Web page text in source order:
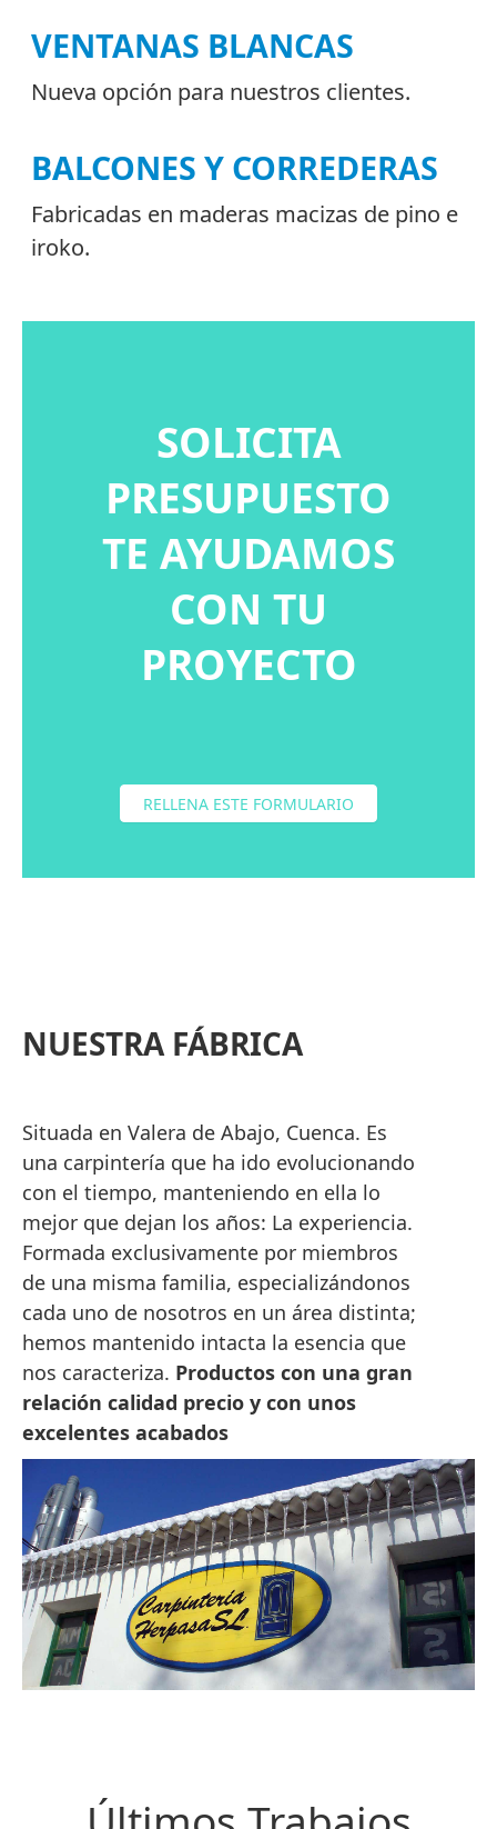
y
de
VENTANAS BLANCAS
Nueva opción para nuestros clientes.
BALCONES Y CORREDERAS
Fabricadas en maderas macizas de pino e
iroko.
SOLICITA
PRESUPUESTO
TE AYUDAMOS
CON TU
PROYECTO
RELLENA ESTE FORMULARIO
NUESTRA FÁBRICA
Situada en Valera de Abajo, Cuenca. Es
una carpintería que ha ido evolucionando
con el tiempo, manteniendo en ella lo
mejor que dejan los años: La experiencia.
Formada exclusivamente por miembros
de una misma familia, especializándonos
cada uno de nosotros en un área distinta;
hemos mantenido intacta la esencia que
nos caracteriza. Productos con una gran
relación calidad precio y con unos
excelentes acabados